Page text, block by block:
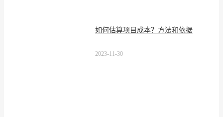
如何估算项目成本？方法和依据
2023-11-30